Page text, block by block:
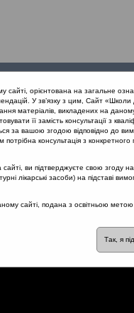
діарея
сайті, орієнтована на загальне
У зв’язку з цим, Сайт
матеріалів, викладених на
її замість консультації з
за вашою згодою відповідно до
консультація з конкретного
ви підтверджуєте свою згоду
лікарські засоби) на підставі
сайті, подана з освітньою
Так, я